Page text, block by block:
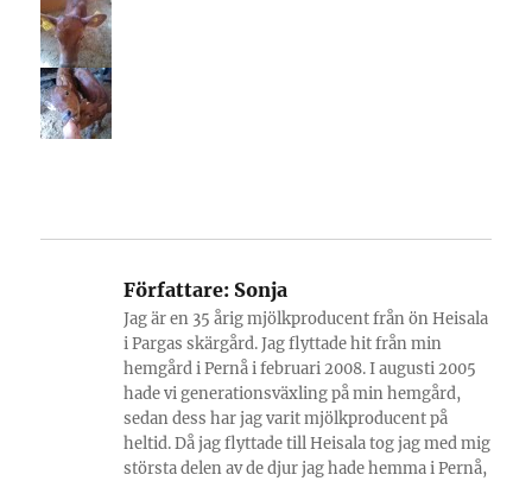
Författare: Sonja
Jag är en 35 årig mjölkproducent från ön Heisala
i Pargas skärgård. Jag flyttade hit från min
hemgård i Pernå i februari 2008. I augusti 2005
hade vi generationsväxling på min hemgård,
sedan dess har jag varit mjölkproducent på
heltid. Då jag flyttade till Heisala tog jag med mig
största delen av de djur jag hade hemma i Pernå,